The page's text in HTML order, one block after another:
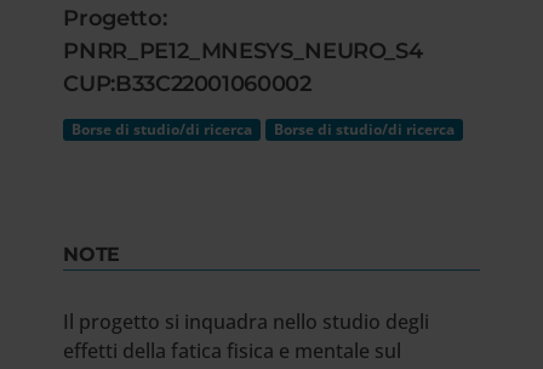
Progetto:
PNRR_PE12_MNESYS_NEURO_S4
CUP:B33C22001060002
Borse di studio/di ricerca Borse di studio/di ricerca
NOTE
Il progetto si inquadra nello studio degli
effetti della fatica fisica e mentale sul